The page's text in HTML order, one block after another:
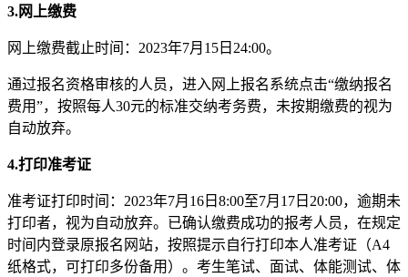
3.网上缴费
网上缴费截止时间：2023年7月15日24:00。
通过报名资格审核的人员，进入网上报名系统点击“缴纳报名
费用”，按照每人30元的标准交纳考务费，未按期缴费的视为
自动放弃。
4.打印准考证
准考证打印时间：2023年7月16日8:00至7月17日20:00，逾期未
打印者，视为自动放弃。已确认缴费成功的报考人员，在规定
时间内登录原报名网站，按照提示自行打印本人准考证（A4
纸格式，可打印多份备用）。考生笔试、面试、体能测试、体